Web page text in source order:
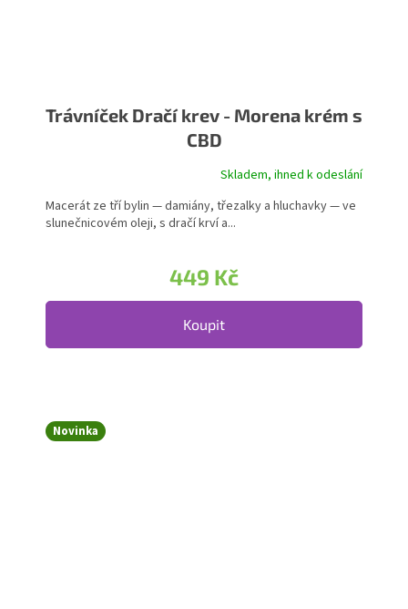
Trávníček Dračí krev - Morena krém s
CBD
Skladem, ihned k odeslání
449 Kč
Koupit
Macerát ze tří bylin — damiány, třezalky a hluchavky — ve
slunečnicovém oleji, s dračí krví a...
Novinka